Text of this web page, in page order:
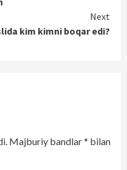
Next
kim kimni boqar edi?
Majburiy bandlar* bilan